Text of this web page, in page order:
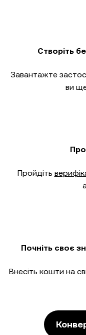
Створіть
Завантажте
ви
Пройдіть
Почніть своє
Внесіть кошти на